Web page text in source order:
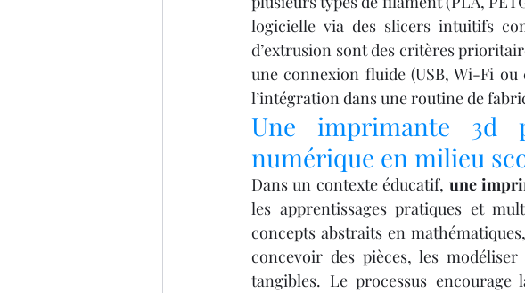
logicielle via des slicers intuitifs
d’extrusion sont des critères
une connexion fluide (USB, Wi-Fi
l’intégration dans une routine de
Une imprimante 3d
numérique en milieu
Dans un contexte éducatif, une
les apprentissages pratiques et
concepts abstraits en
concevoir des pièces, les
tangibles. Le processus